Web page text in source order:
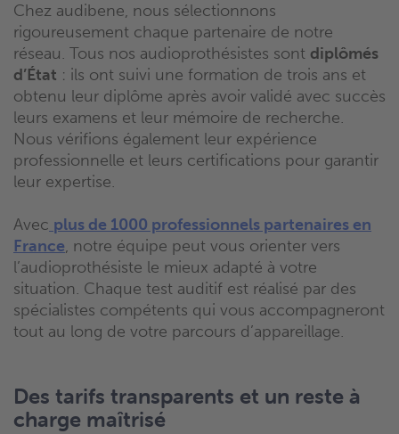
Chez audibene, nous sélectionnons
rigoureusement chaque partenaire de notre
réseau. Tous nos audioprothésistes sont diplômés
d’État : ils ont suivi une formation de trois ans et
obtenu leur diplôme après avoir validé avec succès
leurs examens et leur mémoire de recherche.
Nous vérifions également leur expérience
professionnelle et leurs certifications pour garantir
leur expertise.
Avec plus de 1000 professionnels partenaires en
France, notre équipe peut vous orienter vers
l’audioprothésiste le mieux adapté à votre
situation. Chaque test auditif est réalisé par des
spécialistes compétents qui vous accompagneront
tout au long de votre parcours d’appareillage.
Des tarifs transparents et un reste à
charge maîtrisé